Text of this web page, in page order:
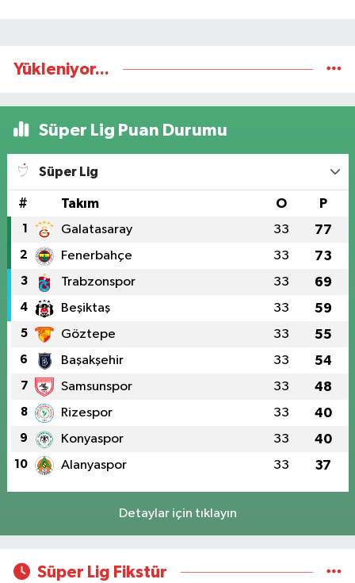
Yükleniyor...
Süper Lig Puan Durumu
Süper Lig
# Takım O P
1 Galatasaray 33 77
2 Fenerbahçe 33 73
3 Trabzonspor 33 69
4 Beşiktaş 33 59
5 Göztepe 33 55
6 Başakşehir 33 54
7 Samsunspor 33 48
8 Rizespor 33 40
9 Konyaspor 33 40
10 Alanyaspor 33 37
Detaylar için tıklayın
Süper Lig Fikstür